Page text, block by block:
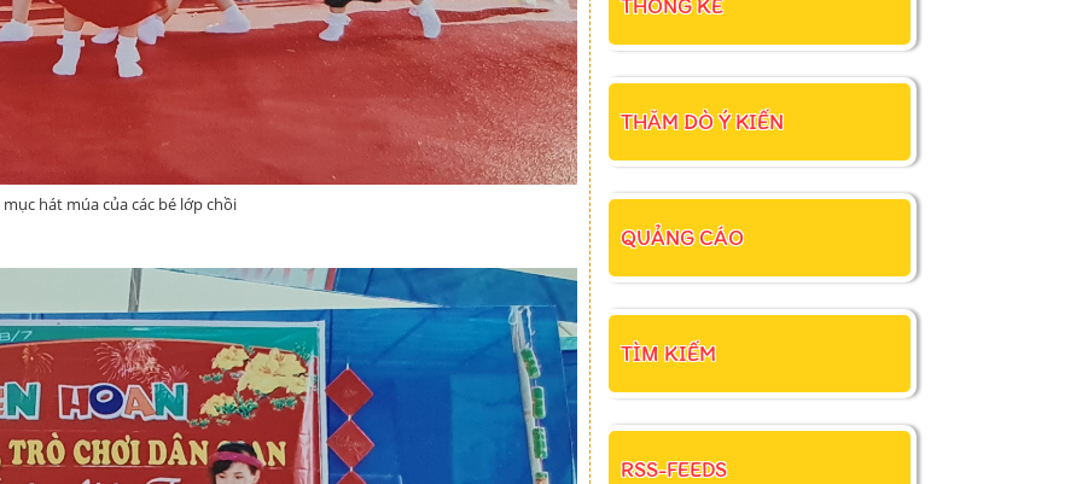
hát múa của các bé lớp chồi
THỐNG KÊ
THĂM DÒ Ý KIẾN
QUẢNG CÁO
TÌM KIẾM
RSS-FEEDS